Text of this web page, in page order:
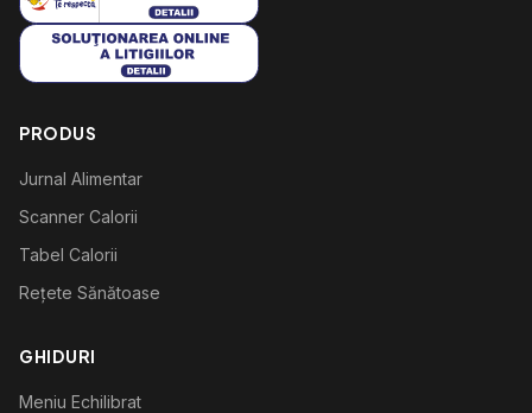
PRODUS
Jurnal Alimentar
Scanner Calorii
Tabel Calorii
Rețete Sănătoase
GHIDURI
Meniu Echilibrat